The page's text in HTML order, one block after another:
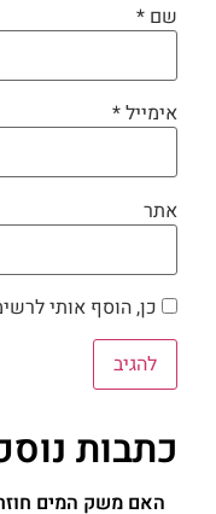
שם *
אימייל*
אתר
כן, הוסף אותי
כתבות
האם משק המים